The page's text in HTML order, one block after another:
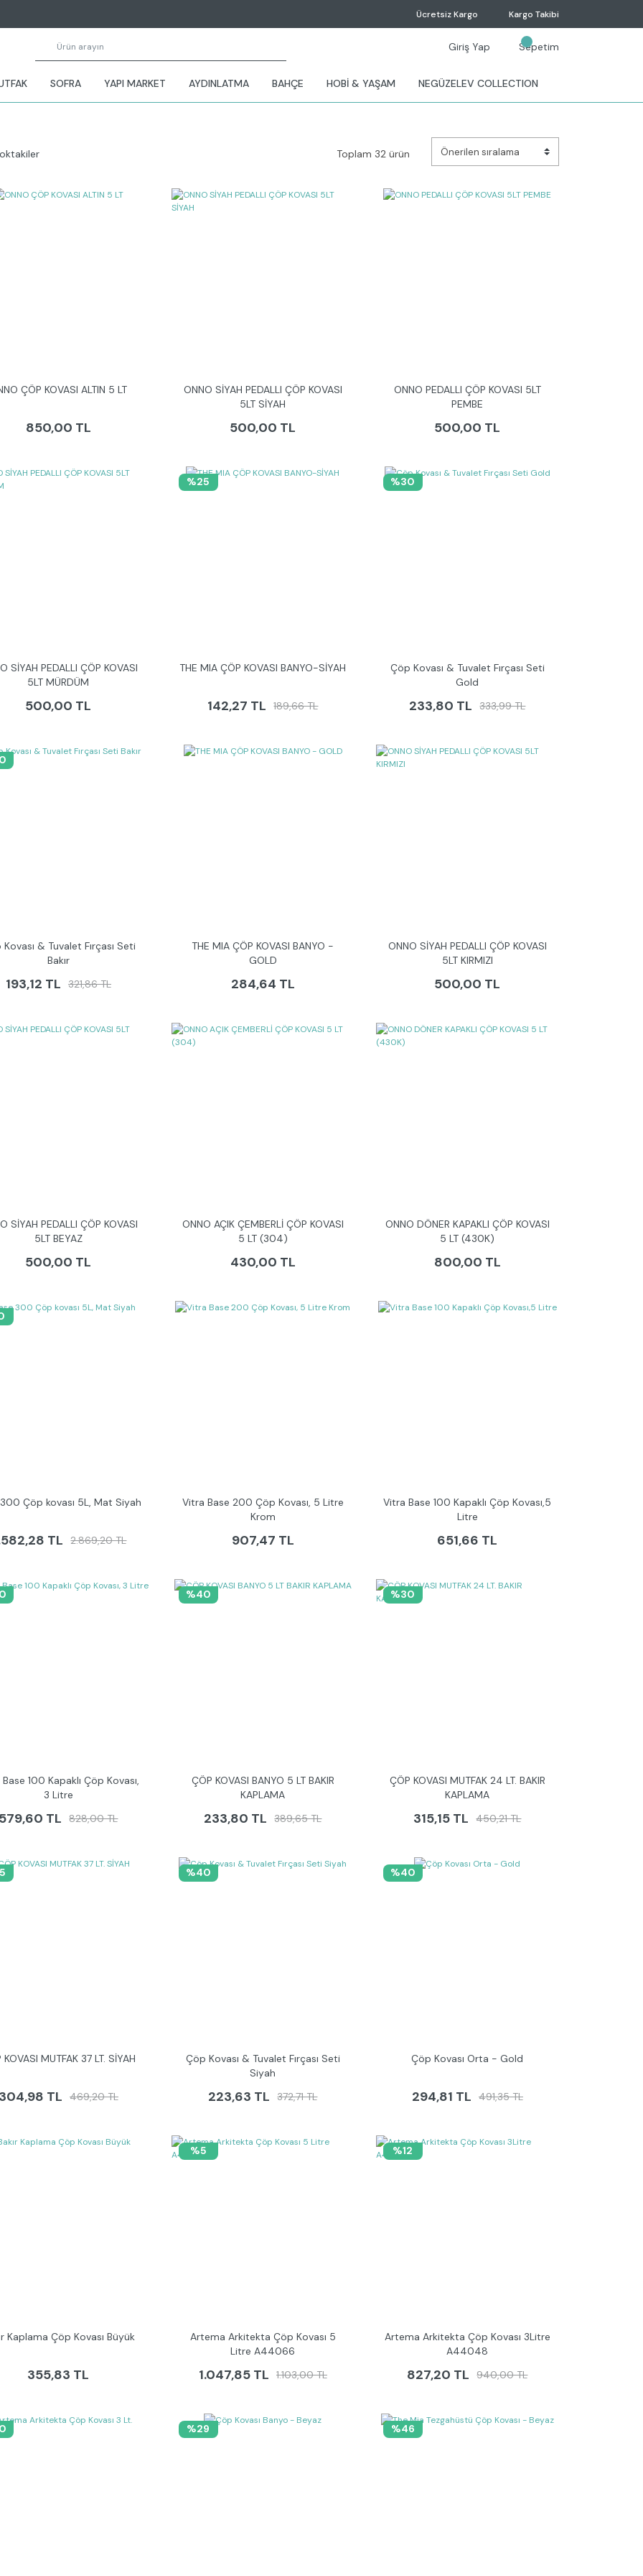
Ücretsiz Kargo Kargo Takibi
Giriş Yap Sepetim
SOFRA YAPI MARKET AYDINLATMA BAHÇE HOBİ & YAŞAM NEGÜZELEV COLLECTION
Toplam 32 ürün
ÇÖP KOVASI ALTIN 5 LT
850,00 TL
ONNO SİYAH PEDALLI ÇÖP KOVASI
5LT SİYAH
500,00 TL
ONNO PEDALLI ÇÖP KOVASI 5LT
PEMBE
500,00 TL
SİYAH PEDALLI ÇÖP KOVASI
5LT MÜRDÜM
500,00 TL
%25
THE MIA ÇÖP KOVASI BANYO-SİYAH
142,27 TL 189,66 TL
%30
Çöp Kovası & Tuvalet Fırçası Seti
Gold
233,80 TL 333,99 TL
& Tuvalet Fırçası Seti
Bakır
193,12 TL 321,86 TL
THE MIA ÇÖP KOVASI BANYO -
GOLD
284,64 TL
ONNO SİYAH PEDALLI ÇÖP KOVASI
5LT KIRMIZI
500,00 TL
SİYAH PEDALLI ÇÖP KOVASI
5LT BEYAZ
500,00 TL
ONNO AÇIK ÇEMBERLİ ÇÖP KOVASI
5 LT (304)
430,00 TL
ONNO DÖNER KAPAKLI ÇÖP KOVASI
5 LT (430K)
800,00 TL
Çöp kovası 5L, Mat Siyah
TL 2.869,20 TL
Vitra Base 200 Çöp Kovası, 5 Litre
Krom
907,47 TL
Vitra Base 100 Kapaklı Çöp Kovası,5
Litre
651,66 TL
100 Kapaklı Çöp Kovası,
3 Litre
TL 828,00 TL
%40
ÇÖP KOVASI BANYO 5 LT BAKIR
KAPLAMA
233,80 TL 389,65 TL
%30
ÇÖP KOVASI MUTFAK 24 LT. BAKIR
KAPLAMA
315,15 TL 450,21 TL
KOVASI MUTFAK 37 LT. SİYAH
TL 469,20 TL
%40
Çöp Kovası & Tuvalet Fırçası Seti
Siyah
223,63 TL 372,71 TL
%40
Çöp Kovası Orta - Gold
294,81 TL 491,35 TL
Kaplama Çöp Kovası Büyük
355,83 TL
%5
Artema Arkitekta Çöp Kovası 5
Litre A44066
1.047,85 TL 1.103,00 TL
%12
Artema Arkitekta Çöp Kovası 3Litre
A44048
827,20 TL 940,00 TL
%29 %46